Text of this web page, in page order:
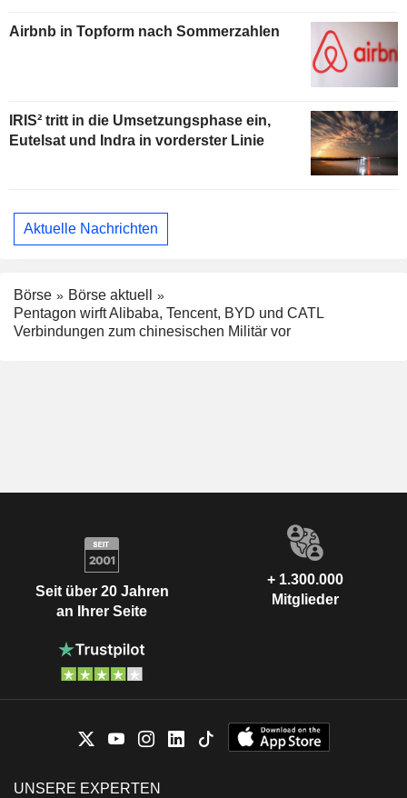
Airbnb in Topform nach Sommerzahlen
IRIS² tritt in die Umsetzungsphase ein,
Eutelsat und Indra in vorderster Linie
Aktuelle Nachrichten
Börse
Börse aktuell
Pentagon wirft Alibaba, Tencent, BYD und CATL
Verbindungen zum chinesischen Militär vor
Seit über 20 Jahren
an Ihrer Seite
+ 1.300.000
Mitglieder
UNSERE EXPERTEN